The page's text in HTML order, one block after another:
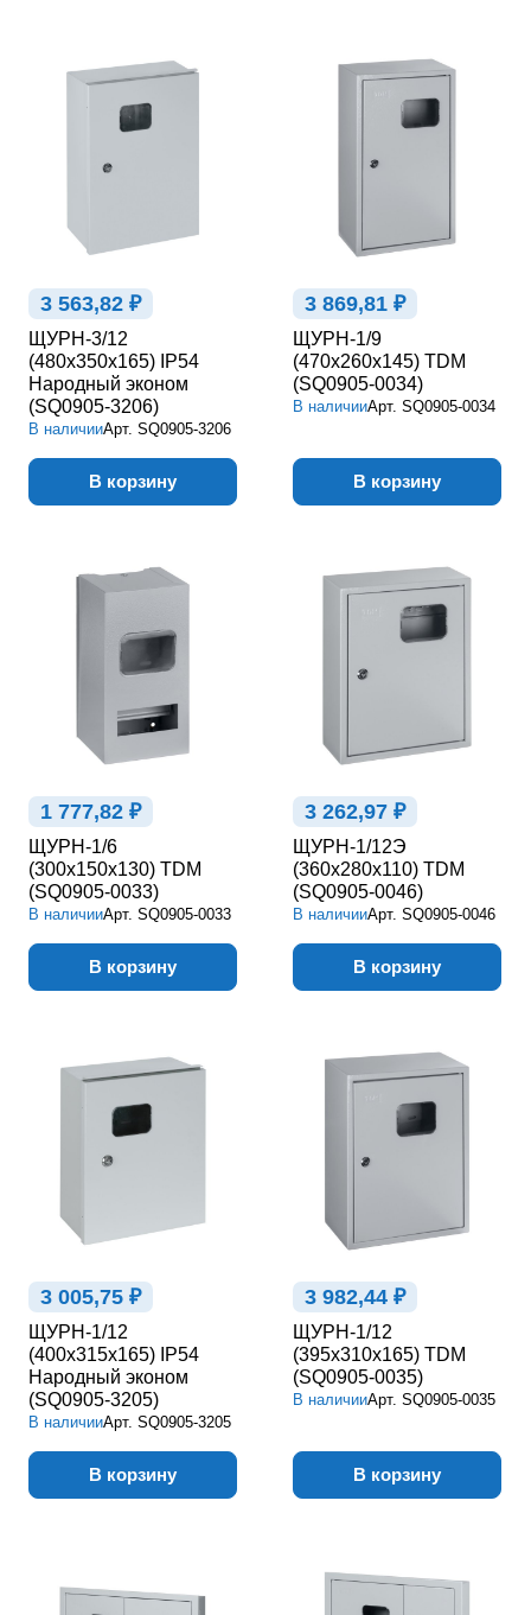
3 563,82 ₽
ЩУРН-3/12
(480х350х165) IP54
Народный эконом
(SQ0905-3206)
В наличииАрт. SQ0905-3206
В корзину
3 869,81 ₽
ЩУРН-1/9
(470х260х145) TDM
(SQ0905-0034)
В наличииАрт. SQ0905-0034
В корзину
1 777,82 ₽
ЩУРН-1/6
(300х150х130) TDM
(SQ0905-0033)
В наличииАрт. SQ0905-0033
В корзину
3 262,97 ₽
ЩУРН-1/12Э
(360х280х110) TDM
(SQ0905-0046)
В наличииАрт. SQ0905-0046
В корзину
3 005,75 ₽
ЩУРН-1/12
(400х315х165) IP54
Народный эконом
(SQ0905-3205)
В наличииАрт. SQ0905-3205
В корзину
3 982,44 ₽
ЩУРН-1/12
(395х310х165) TDM
(SQ0905-0035)
В наличииАрт. SQ0905-0035
В корзину